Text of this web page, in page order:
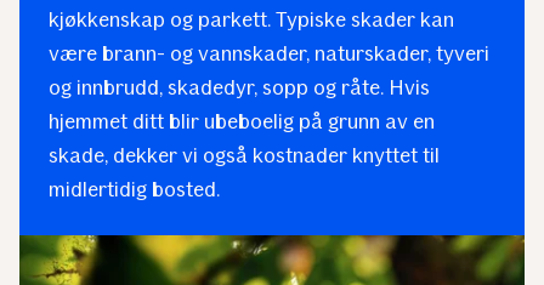
kjøkkenskap og parkett. Typiske skader kan
være brann- og vannskader, naturskader, tyveri
og innbrudd, skadedyr, sopp og råte. Hvis
hjemmet ditt blir ubeboelig på grunn av en
skade, dekker vi også kostnader knyttet til
midlertidig bosted.